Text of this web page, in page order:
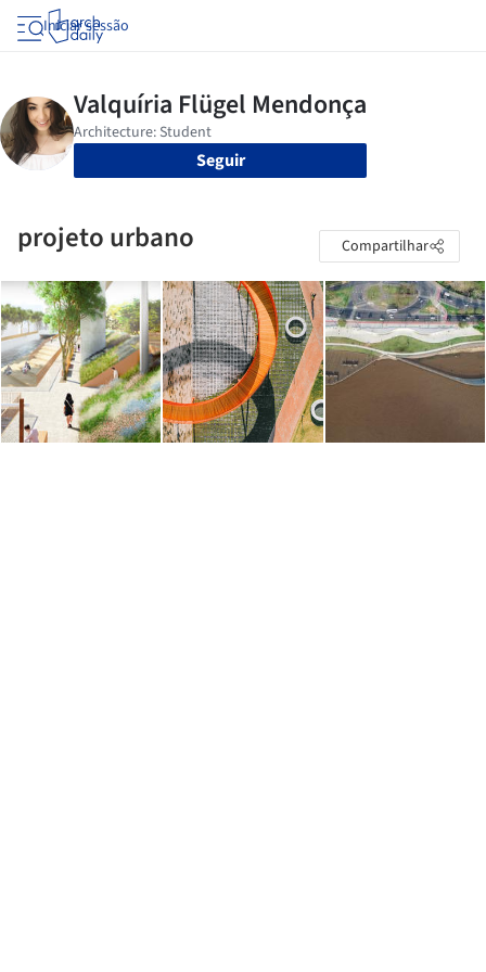
Iniciar sessão
Seguir
projeto urbano Compartilhar